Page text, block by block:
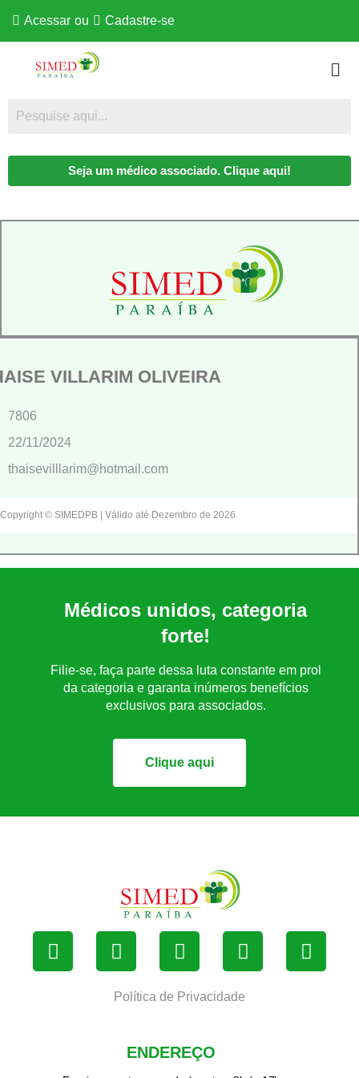
Acessar ou Cadastre-se
Seja um médico associado. Clique aqui!
VILLARIM OLIVEIRA
7806
22/11/2024
thaisevilllarim@hotmail.com
Copyright © SIMEDPB | Válido até Dezembro de 2026
Médicos unidos, categoria
forte!
Filie-se, faça parte dessa luta constante em prol
da categoria e garanta inúmeros benefícios
exclusivos para associados.
Clique aqui
Política de Privacidade
ENDEREÇO